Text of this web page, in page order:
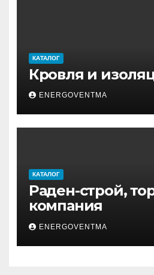
КАТАЛОГ
Кровля и
ENERGOVENTMA
КАТАЛОГ
Раден-строй,
компания
ENERGOVENTMA